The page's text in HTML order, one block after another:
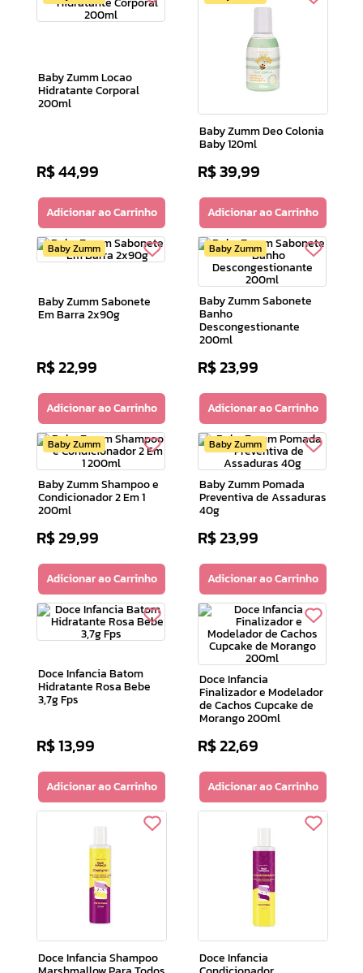
Baby Zumm Locao
Hidratante Corporal
200ml
R$44,99
Adicionar ao Carrinho
Baby Zumm Deo Colonia
Baby 120ml
R$39,99
Adicionar ao Carrinho
Baby Zumm
Baby Zumm Sabonete
Em Barra 2x90g
R$22,99
Adicionar ao Carrinho
Baby Zumm
Baby Zumm Sabonete
Banho
Descongestionante
200ml
R$23,99
Adicionar ao Carrinho
Baby Zumm
Baby Zumm Shampoo e
Condicionador 2 Em 1
200ml
R$29,99
Adicionar ao Carrinho
Baby Zumm
Baby Zumm Pomada
Preventiva de Assaduras
40g
R$23,99
Adicionar ao Carrinho
Doce Infancia Batom
Hidratante Rosa Bebe
3,7g Fps
R$13,99
Adicionar ao Carrinho
Doce Infancia
Finalizador e Modelador
de Cachos Cupcake de
Morango 200ml
R$22,69
Adicionar ao Carrinho
Doce Infancia Shampoo Doce Infancia